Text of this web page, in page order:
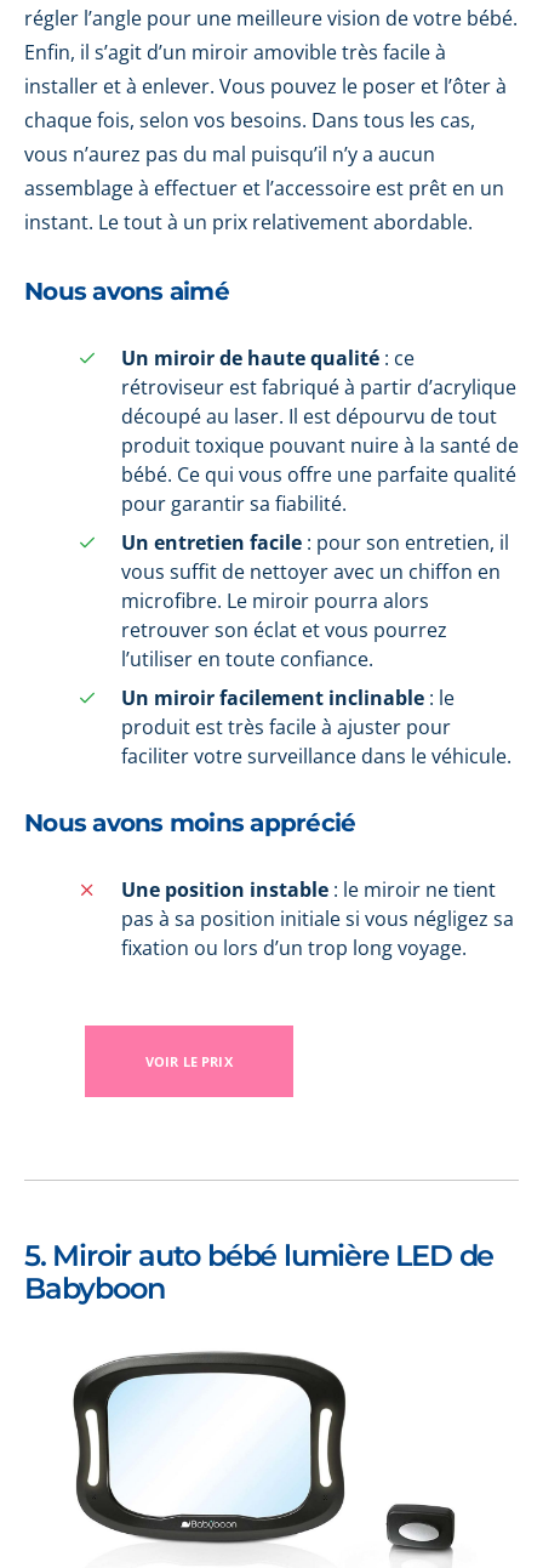
régler l’angle pour une meilleure vision de votre bébé.
Enfin, il s’agit d’un miroir amovible très facile à
installer et à enlever. Vous pouvez le poser et l’ôter à
chaque fois, selon vos besoins. Dans tous les cas,
vous n’aurez pas du mal puisqu’il n’y a aucun
assemblage à effectuer et l’accessoire est prêt en un
instant. Le tout à un prix relativement abordable.
Nous avons aimé
Un miroir de haute qualité : ce
rétroviseur est fabriqué à partir d’acrylique
découpé au laser. Il est dépourvu de tout
produit toxique pouvant nuire à la santé de
bébé. Ce qui vous offre une parfaite qualité
pour garantir sa fiabilité.
Un entretien facile : pour son entretien, il
vous suffit de nettoyer avec un chiffon en
microfibre. Le miroir pourra alors
retrouver son éclat et vous pourrez
l’utiliser en toute confiance.
Un miroir facilement inclinable : le
produit est très facile à ajuster pour
faciliter votre surveillance dans le véhicule.
Nous avons moins apprécié
Une position instable : le miroir ne tient
pas à sa position initiale si vous négligez sa
fixation ou lors d’un trop long voyage.
VOIR LE PRIX
5. Miroir auto bébé lumière LED de
Babyboon